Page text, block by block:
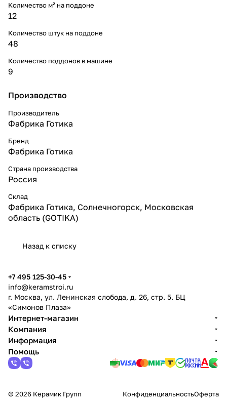
Количество м² на поддоне
12
Количество штук на поддоне
48
Количество поддонов в машине
9
Производство
Производитель
Фабрика Готика
Бренд
Фабрика Готика
Страна производства
Россия
Склад
Фабрика Готика, Солнечногорск, Московская
область (GOTIKA)
Назад к списку
+7 495 125-30-45
info@keramstroi.ru
г. Москва, ул. Ленинская слобода, д. 26, стр. 5. БЦ
«Симонов Плаза»
Интернет-магазин
Компания
Информация
Помощь
© 2026 Керамик Групп КонфиденциальностьОферта